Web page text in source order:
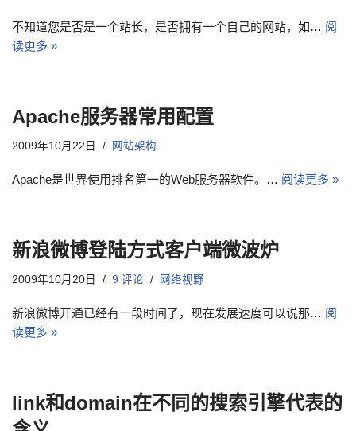
不知道您是否是一个站长，是否拥有一个自己的网站，如… 阅
读更多 »
Apache服务器常用配置
2009年10月22日 网站架构
Apache是世界使用排名第一的Web服务器软件。… 阅读更多 »
新浪微博登陆方式客户端微波炉
2009年10月20日 9 评论 网络视野
新浪微博开通已经有一段时间了，现在发展速度可以说那… 阅
读更多 »
link和domain在不同的搜索引擎代表的